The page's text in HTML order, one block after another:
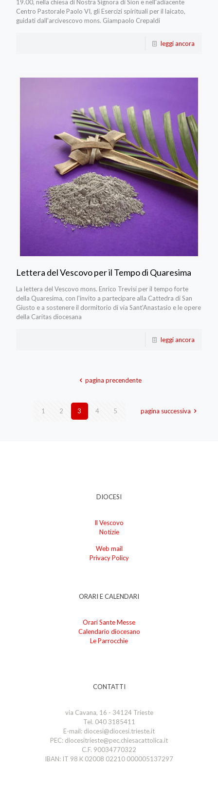
19.00, nella chiesa di Nostra Signora di Sion e nell'adiacente
Centro Pastorale Paolo VI, gli Esercizi spirituali per il laicato,
guidati dall'arcivescovo mons. Giampaolo Crepaldi
leggi ancora
Lettera del Vescovo per il Tempo di Quaresima
La lettera del Vescovo mons. Enrico Trevisi per il tempo forte
della Quaresima, con l'invito a partecipare alla Cattedra di San
Giusto e a sostenere il dormitorio di via Sant'Anastasio e le opere
della Caritas diocesana
leggi ancora
pagina precendente
1 2 3 4 5 pagina successiva
DIOCESI
Il Vescovo
Notizie
Web mail
Privacy Policy
ORARI E CALENDARI
Orari Sante Messe
Calendario diocesano
Le Parrocchie
CONTATTI
via Cavana, 16 - 34124 Trieste
Tel. 040 3185411
E-mail: diocesi@diocesi.trieste.it
PEC: diocesitrieste@pec.chiesacattolica.it
C.F. 90034770322
IBAN: IT 98 K 02008 02210 000005137297